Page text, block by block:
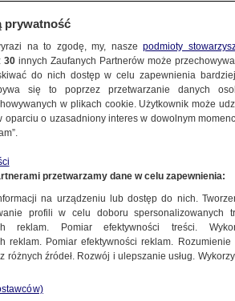
prywatność
na to zgodę, my, naszepodmioty
30 innych Zaufanych Partnerów może
do nich dostęp w celu zapewnienia
się to poprzez przetwarzanie danych
w plikach cookie. Użytkownik może
oparciu o uzasadniony interes w dowolnym
przetwarzamy dane w celu zapewnienia:
na urządzeniu lub dostęp do nich.
profili w celu doboru spersonalizowanych
reklam. Pomiar efektywności treści.
reklam. Pomiar efektywności reklam.
różnych źródeł. Rozwój i ulepszanie usług.